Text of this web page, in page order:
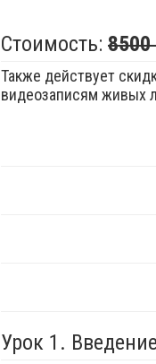
Стоимость: 8500
Также действует
видеозаписям живых
Урок 1.